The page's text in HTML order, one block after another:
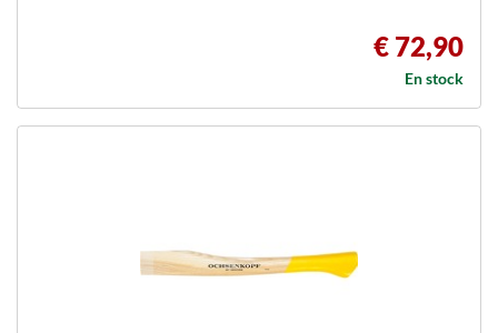
€ 72,90
En stock